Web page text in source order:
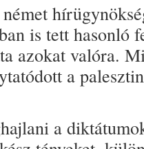
is tett hasonló
azokat valóra.
a
a